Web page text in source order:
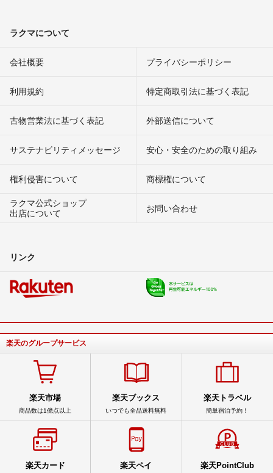
ラクマについて
会社概要 プライバシーポリシー
利用規約 特定商取引法に基づく表記
古物営業法に基づく表記 外部送信について
サステナビリティメッセージ 安心・安全のための取り組み
権利侵害について
商標権について
ラクマ公式ショップ
出店について
お問い合わせ
リンク
楽天のグループサービス
楽天市場
商品数は1億点以上
楽天ブックス
いつでも全品送料無料
楽天トラベル
簡単宿泊予約！
楽天カード 楽天ペイ 楽天PointClub